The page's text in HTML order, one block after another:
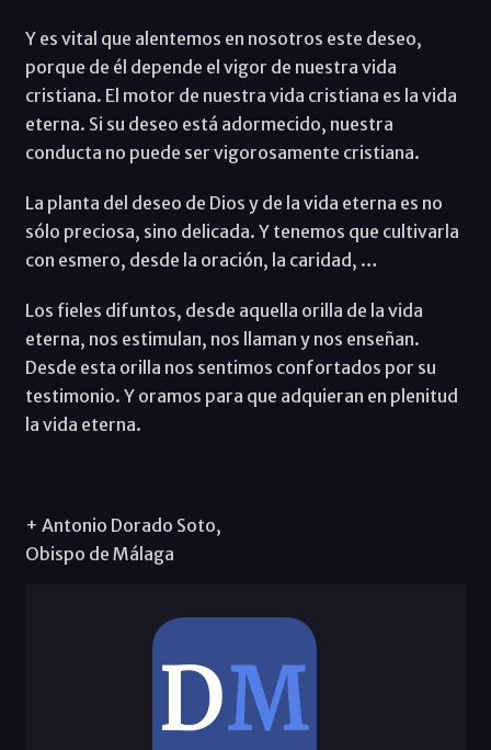
Y es vital que alentemos en nosotros este deseo,
porque de él depende el vigor de nuestra vida
cristiana. El motor de nuestra vida cristiana es la vida
eterna. Si su deseo está adormecido, nuestra
conducta no puede ser vigorosamente cristiana.
La planta del deseo de Dios y de la vida eterna es no
sólo preciosa, sino delicada. Y tenemos que cultivarla
con esmero, desde la oración, la caridad, …
Los fieles difuntos, desde aquella orilla de la vida
eterna, nos estimulan, nos llaman y nos enseñan.
Desde esta orilla nos sentimos confortados por su
testimonio. Y oramos para que adquieran en plenitud
la vida eterna.
+ Antonio Dorado Soto,
Obispo de Málaga